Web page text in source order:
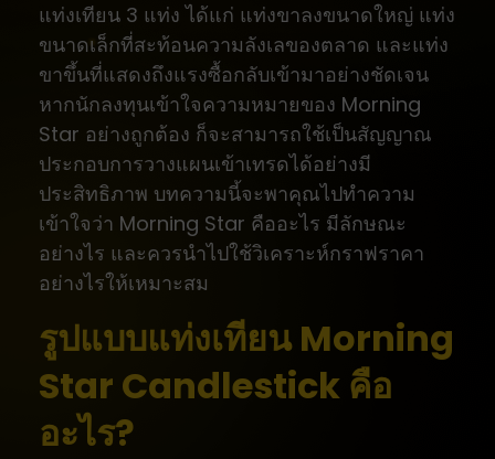
แท่งเทียน 3 แท่ง ได้แก่ แท่งขาลงขนาดใหญ่ แท่ง
ขนาดเล็กที่สะท้อนความลังเลของตลาด และแท่ง
ขาขึ้นที่แสดงถึงแรงซื้อกลับเข้ามาอย่างชัดเจน
หากนักลงทุนเข้าใจความหมายของ Morning
Star อย่างถูกต้อง ก็จะสามารถใช้เป็นสัญญาณ
ประกอบการวางแผนเข้าเทรดได้อย่างมี
ประสิทธิภาพ บทความนี้จะพาคุณไปทำความ
เข้าใจว่า Morning Star คืออะไร มีลักษณะ
อย่างไร และควรนำไปใช้วิเคราะห์กราฟราคา
อย่างไรให้เหมาะสม
รูปแบบแท่งเทียน Morning
Star Candlestick คือ
อะไร?